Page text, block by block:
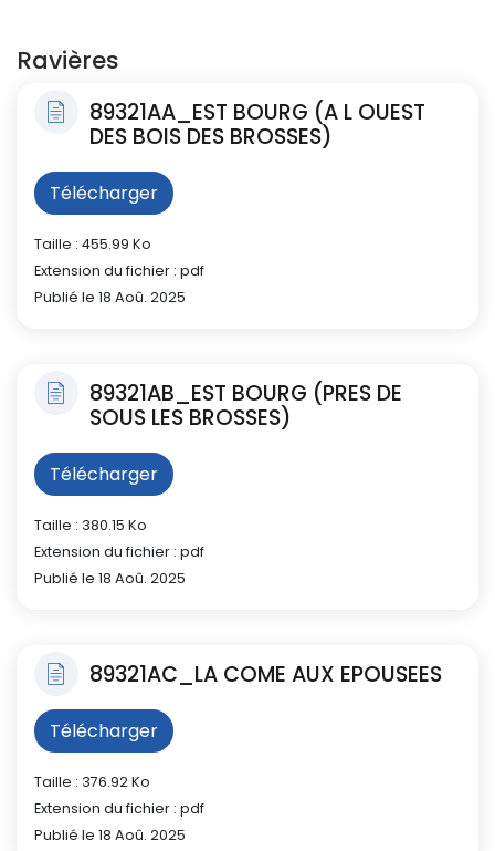
Ravières
89321AA_EST BOURG (A L OUEST
DES BOIS DES BROSSES)
Télécharger
Taille : 455.99 Ko
Extension du fichier : pdf
Publié le 18 Aoû. 2025
89321AB_EST BOURG (PRES DE
SOUS LES BROSSES)
Télécharger
Taille : 380.15 Ko
Extension du fichier : pdf
Publié le 18 Aoû. 2025
89321AC_LA COME AUX EPOUSEES
Télécharger
Taille : 376.92 Ko
Extension du fichier : pdf
Publié le 18 Aoû. 2025